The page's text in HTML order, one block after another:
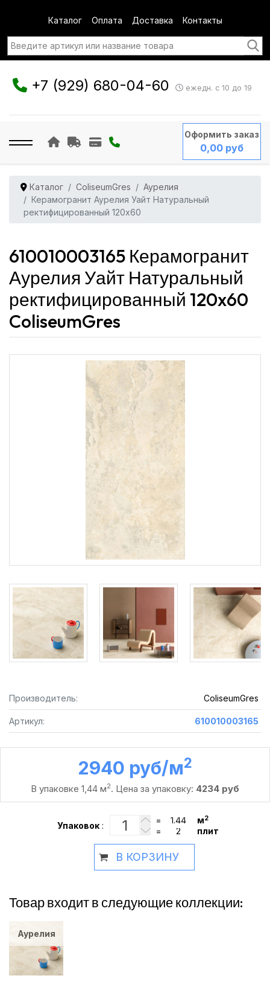
Каталог Оплата Доставка Контакты
+7 (929) 680-04-60 ежедн. с 10 до 19
Оформить заказ
0,00 руб
Каталог ColiseumGres
Аурелия
Керамогранит Аурелия Уайт Натуральный
ректифицированный 120x60
610010003165 Керамогранит
Аурелия Уайт Натуральный
ректифицированный 120x60
ColiseumGres
Производитель: ColiseumGres
Артикул: 610010003165
2940 руб /м2
В упаковке 1,44 м2. Цена за упаковку: 4234 руб
Упаковок :
= м2
= плит
В КОРЗИНУ
Товар входит в следующие коллекции:
Аурелия